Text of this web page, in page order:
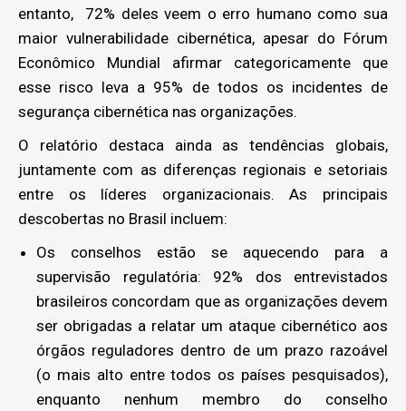
entanto, 72% deles veem o erro humano como sua
maior vulnerabilidade cibernética, apesar do Fórum
Econômico Mundial afirmar categoricamente que
esse risco leva a 95% de todos os incidentes de
segurança cibernética nas organizações.
O relatório destaca ainda as tendências globais,
juntamente com as diferenças regionais e setoriais
entre os líderes organizacionais. As principais
descobertas no Brasil incluem:
Os conselhos estão se aquecendo para a
supervisão regulatória: 92% dos entrevistados
brasileiros concordam que as organizações devem
ser obrigadas a relatar um ataque cibernético aos
órgãos reguladores dentro de um prazo razoável
(o mais alto entre todos os países pesquisados),
enquanto nenhum membro do conselho